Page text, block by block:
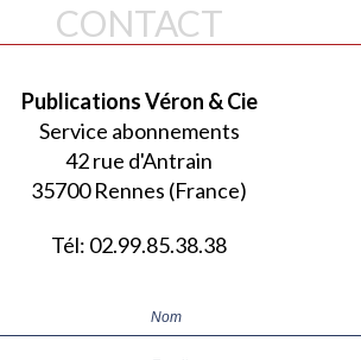
CONTACT
Publications Véron & Cie
Service abonnements
42 rue d'Antrain
35700 Rennes (France)
Tél: 02.99.85.38.38